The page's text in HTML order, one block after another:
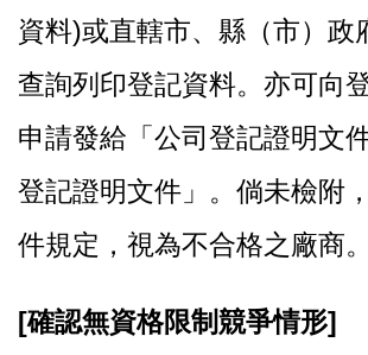
資料)或直轄市、縣（市）政
查詢列印登記資料。亦可向
申請發給「公司登記證明文
登記證明文件」。倘未檢附
件規定，視為不合格之廠商。
[確認無資格限制競爭情形]